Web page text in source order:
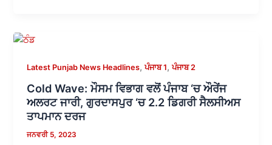
Latest Punjab News Headlines,ਪੰਜਾਬ 1,ਪੰਜਾਬ 2
Cold Wave: ਮੌਸਮ ਵਿਭਾਗ ਵਲੋਂ ਪੰਜਾਬ ‘ਚ ਔਰੇਂਜ
ਅਲਰਟ ਜਾਰੀ, ਗੁਰਦਾਸਪੁਰ ‘ਚ 2.2 ਡਿਗਰੀ ਸੈਲਸੀਅਸ
ਤਾਪਮਾਨ ਦਰਜ
ਜਨਵਰੀ 5, 2023